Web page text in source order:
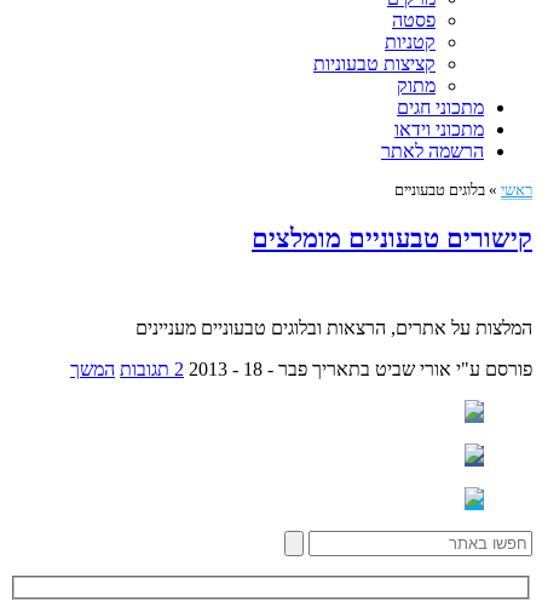
פסטה
קטניות
קציצות טבעוניות
מתוק
מתכוני חגים
מתכוני וידאו
הרשמה לאתר
ראשי » בלוגים טבעוניים
קישורים טבעוניים מומלצים
המלצות על אתרים, הרצאות ובלוגים טבעוניים מעניינים
פורסם ע"י אורי שביט בתאריך פבר - 18 - 2013 2 תגובות המשך